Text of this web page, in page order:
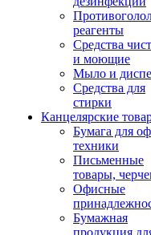
реагенты
Средства
и моющие
Мыло и
Средства для
стирки
Канцелярские
Бумага для
техники
Письменные
товары,
Офисные
Бумажная
продукция